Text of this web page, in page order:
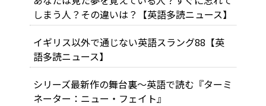
しまう人？その違いは？【英語多読ニュース】
イギリス以外で通じない英語スラング88【英
語多読ニュース】
シリーズ最新作の舞台裏～英語で読む『ターミ
ネーター：ニュー・フェイト』